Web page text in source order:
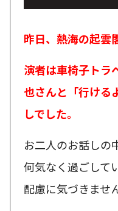
昨日、熱海の起雲
演者は車椅子トラ
也さんと「行ける
しでした。
お二人のお話しの
何気なく過ごして
配慮に気づきませ